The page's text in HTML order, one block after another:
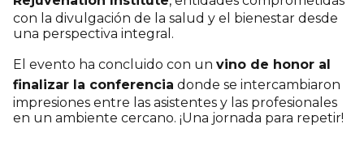
con la divulgación de la salud y el bienestar desde
una perspectiva integral.
El evento ha concluido con un vino de honor al
finalizar la conferencia donde se intercambiaron
impresiones entre las asistentes y las profesionales
en un ambiente cercano. ¡Una jornada para repetir!